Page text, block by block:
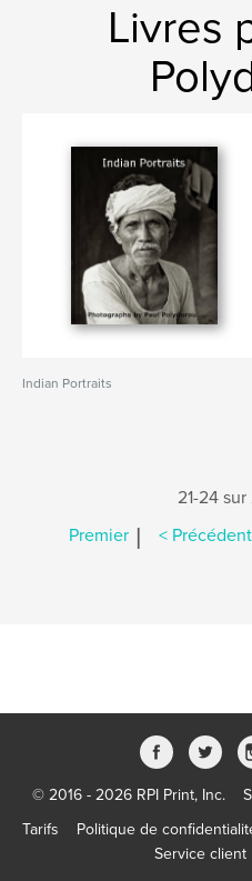
Livres
Indian Portraits
21-24
Premier | < Précédent
© 2016 - 2026 RPI Print, Inc.
Tarifs
Politique de
Service client